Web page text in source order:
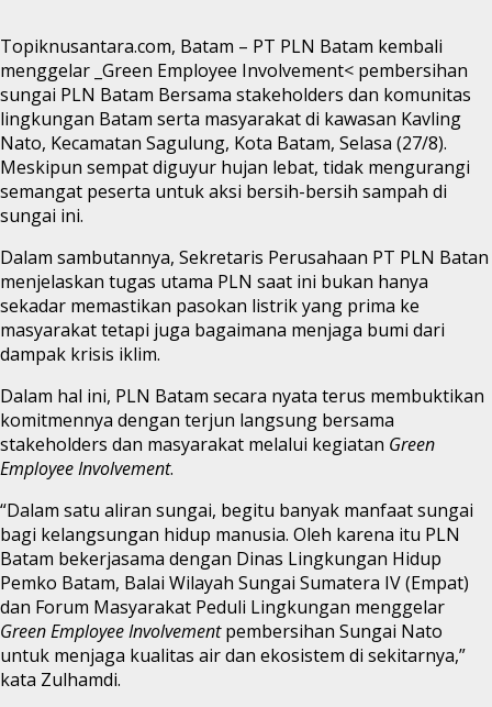
Topiknusantara.com, Batam – PT PLN Batam kembali
menggelar _Green Employee Involvement< pembersihan
sungai PLN Batam Bersama stakeholders dan komunitas
lingkungan Batam serta masyarakat di kawasan Kavling
Nato, Kecamatan Sagulung, Kota Batam, Selasa (27/8).
Meskipun sempat diguyur hujan lebat, tidak mengurangi
semangat peserta untuk aksi bersih-bersih sampah di
sungai ini.
Dalam sambutannya, Sekretaris Perusahaan PT PLN Batan
menjelaskan tugas utama PLN saat ini bukan hanya
sekadar memastikan pasokan listrik yang prima ke
masyarakat tetapi juga bagaimana menjaga bumi dari
dampak krisis iklim.
Dalam hal ini, PLN Batam secara nyata terus membuktikan
komitmennya dengan terjun langsung bersama
stakeholders dan masyarakat melalui kegiatan Green
Employee Involvement.
“Dalam satu aliran sungai, begitu banyak manfaat sungai
bagi kelangsungan hidup manusia. Oleh karena itu PLN
Batam bekerjasama dengan Dinas Lingkungan Hidup
Pemko Batam, Balai Wilayah Sungai Sumatera IV (Empat)
dan Forum Masyarakat Peduli Lingkungan menggelar
Green Employee Involvementpembersihan Sungai Nato
untuk menjaga kualitas air dan ekosistem di sekitarnya,”
kata Zulhamdi.